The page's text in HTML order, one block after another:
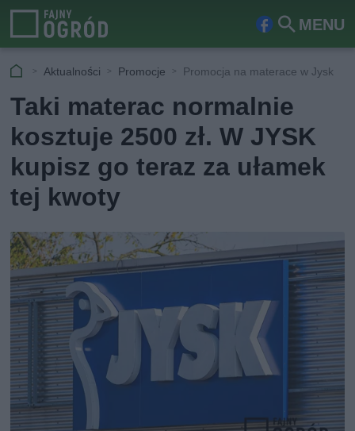
MENU
Fa
ook
Szu
Aktualności Promocje Promocja na materace w Jysk
Taki materac normalnie
kosztuje 2500 zł. W JYSK
kupisz go teraz za ułamek
tej kwoty